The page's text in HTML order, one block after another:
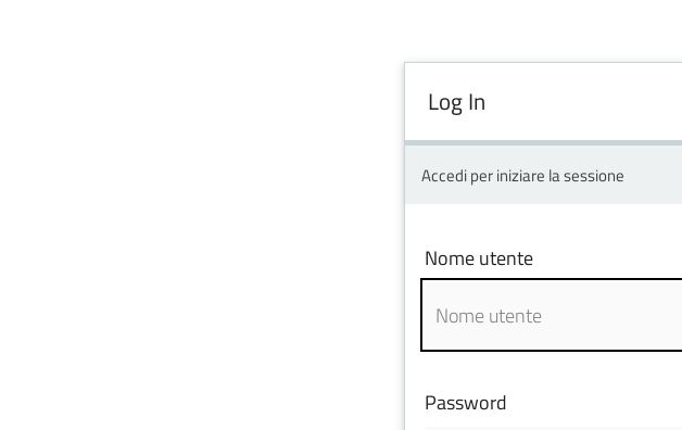
Log In
Accedi per iniziare la sessione
Nome utente
Password